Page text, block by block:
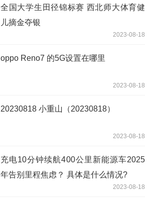
全国大学生田径锦标赛 西北师大体育健
儿摘金夺银
2023-08-18
oppo Reno7 的5G设置在哪里
2023-08-18
20230818 小重山（20230818）
2023-08-18
充电10分钟续航400公里新能源车2025
年告别里程焦虑？ 具体是什么情况?
2023-08-18